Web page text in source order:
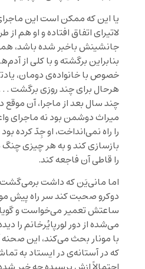
یا این که ممکن است این
لاتیرای اتفاق افتاده و او هم از
جانشینش باخبر شده باشد،
بنابراین برگشته و با کلی از
خصوص با خانواده‌ی دومان،
هرحال برای چند روزی برگشت . .
چند سال بعد از ماجرا، آن موقع
میراث دوشمن بود نه ماجرای
را راه نمی‌انداخت، او جِدّ کرده
بازسازی کند و به هر چیزی چنگ
را قاطی آن فاجعه کند.
اما مانی‌یَن که داشت برمی‌گشت
دوکرو صحبت کند سر راه پیش
ساعتش تعمیر می‌خواست و گویا
می‌شده از دور لورپایُرخانم را
با مونار بحث می‌کند، این صحنه
که در آستانه‌ی در ایستاد به